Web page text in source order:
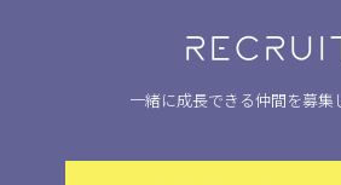
一緒に成長できる仲間を募集